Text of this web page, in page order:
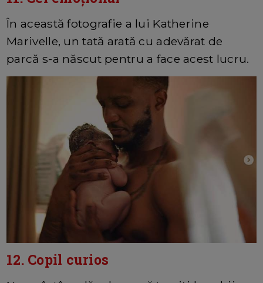
În această fotografie a lui Katherine
Marivelle, un tată arată cu adevărat de
parcă s-a născut pentru a face acest lucru.
12. Copil curios